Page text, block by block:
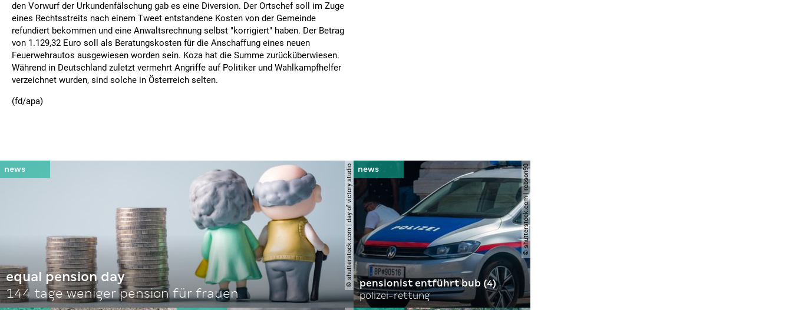
den Vorwurf der Urkundenfälschung gab es eine Diversion. Der Ortschef soll im Zuge
eines Rechtsstreits nach einem Tweet entstandene Kosten von der Gemeinde
refundiert bekommen und eine Anwaltsrechnung selbst "korrigiert" haben. Der Betrag
von 1.129,32 Euro soll als Beratungskosten für die Anschaffung eines neuen
Feuerwehrautos ausgewiesen worden sein. Koza hat die Summe zurücküberwiesen.
Während in Deutschland zuletzt vermehrt Angriffe auf Politiker und Wahlkampfhelfer
verzeichnet wurden, sind solche in Österreich selten.
(fd/apa)
© shutterstock.com | day of victory studio
equal pension day
144 tage weniger pension für frauen
© shutterstock.com | robson90
pensionist entführt bub (4)
polizei-rettung